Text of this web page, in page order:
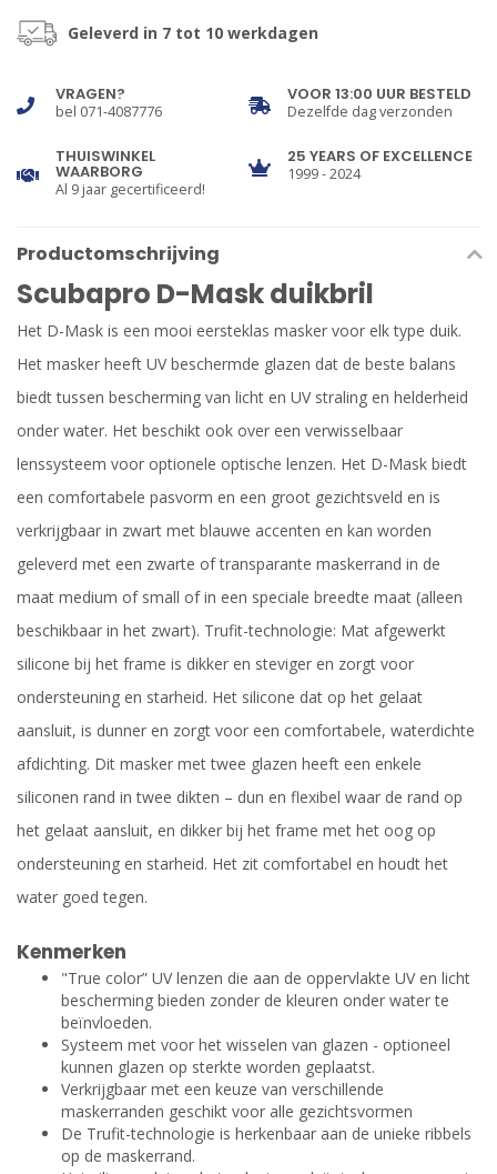
Geleverd in 7 tot 10 werkdagen
VRAGEN?
bel 071-4087776
VOOR 13:00 UUR BESTELD
Dezelfde dag verzonden
THUISWINKEL
WAARBORG
Al 9 jaar gecertificeerd!
25 YEARS OF EXCELLENCE
1999 - 2024
Productomschrijving
Scubapro D-Mask duikbril
Het D-Mask is een mooi eersteklas masker voor elk type duik.
Het masker heeft UV beschermde glazen dat de beste balans
biedt tussen bescherming van licht en UV straling en helderheid
onder water. Het beschikt ook over een verwisselbaar
lenssysteem voor optionele optische lenzen. Het D-Mask biedt
een comfortabele pasvorm en een groot gezichtsveld en is
verkrijgbaar in zwart met blauwe accenten en kan worden
geleverd met een zwarte of transparante maskerrand in de
maat medium of small of in een speciale breedte maat (alleen
beschikbaar in het zwart). Trufit-technologie: Mat afgewerkt
silicone bij het frame is dikker en steviger en zorgt voor
ondersteuning en starheid. Het silicone dat op het gelaat
aansluit, is dunner en zorgt voor een comfortabele, waterdichte
afdichting. Dit masker met twee glazen heeft een enkele
siliconen rand in twee dikten – dun en flexibel waar de rand op
het gelaat aansluit, en dikker bij het frame met het oog op
ondersteuning en starheid. Het zit comfortabel en houdt het
water goed tegen.
Kenmerken
"True color” UV lenzen die aan de oppervlakte UV en licht
bescherming bieden zonder de kleuren onder water te
beïnvloeden.
Systeem met voor het wisselen van glazen - optioneel
kunnen glazen op sterkte worden geplaatst.
Verkrijgbaar met een keuze van verschillende
maskerranden geschikt voor alle gezichtsvormen
De Trufit-technologie is herkenbaar aan de unieke ribbels
op de maskerrand.